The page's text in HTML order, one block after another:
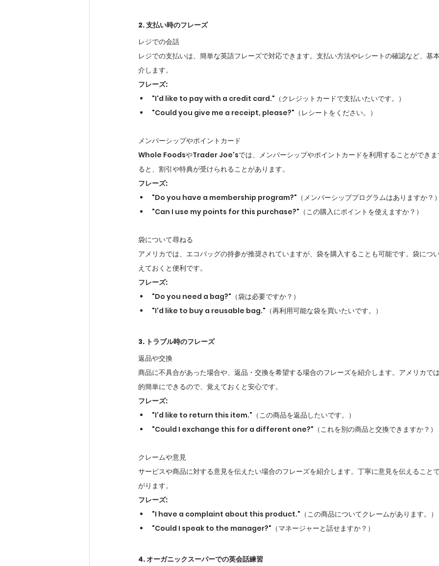
2. 支払い時のフレーズ
レジでの会話
レジでの支払いは、簡単な英語フレーズで対応できます。支払い方法やレシートの確認など、基
介します。
フレーズ:
"I'd like to pay with a credit card."（クレジットカードで支払いたいです。）
"Could you give me a receipt, please?"（レシートをください。）
メンバーシップやポイントカード
Whole FoodsやTrader Joe'sでは、メンバーシップやポイントカードを利用することができま
ると、割引や特典が受けられることがあります。
フレーズ:
"Do you have a membership program?"（メンバーシッププログラムはありますか？）
"Can I use my points for this purchase?"（この購入にポイントを使えますか？）
袋について尋ねる
アメリカでは、エコバッグの持参が推奨されていますが、袋を購入することも可能です。袋につ
えておくと便利です。
フレーズ:
"Do you need a bag?"（袋は必要ですか？）
"I'd like to buy a reusable bag."（再利用可能な袋を買いたいです。）
3. トラブル時のフレーズ
返品や交換
商品に不具合があった場合や、返品・交換を希望する場合のフレーズを紹介します。アメリカで
的簡単にできるので、覚えておくと安心です。
フレーズ:
"I'd like to return this item."（この商品を返品したいです。）
"Could I exchange this for a different one?"（これを別の商品と交換できますか？）
クレームや意見
サービスや商品に対する意見を伝えたい場合のフレーズを紹介します。丁寧に意見を伝えること
がります。
フレーズ:
"I have a complaint about this product."（この商品についてクレームがあります。）
"Could I speak to the manager?"（マネージャーと話せますか？）
4. オーガニックスーパーでの英会話練習